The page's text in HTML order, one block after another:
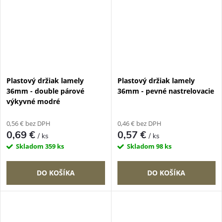
Plastový držiak lamely
36mm - double párové
výkyvné modré
0,56 € bez DPH
0,69 €/ ks
Skladom 359 ks
DO KOŠÍKA
Plastový držiak lamely
36mm - pevné nastrelovacie
0,46 € bez DPH
0,57 €/ ks
Skladom 98 ks
DO KOŠÍKA